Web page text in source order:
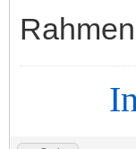
In